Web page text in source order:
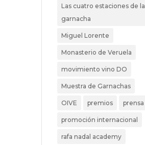
Las cuatro estaciones de la
garnacha
Miguel Lorente
Monasterio de Veruela
movimiento vino DO
Muestra de Garnachas
OIVE premios prensa
promoción internacional
rafa nadal academy